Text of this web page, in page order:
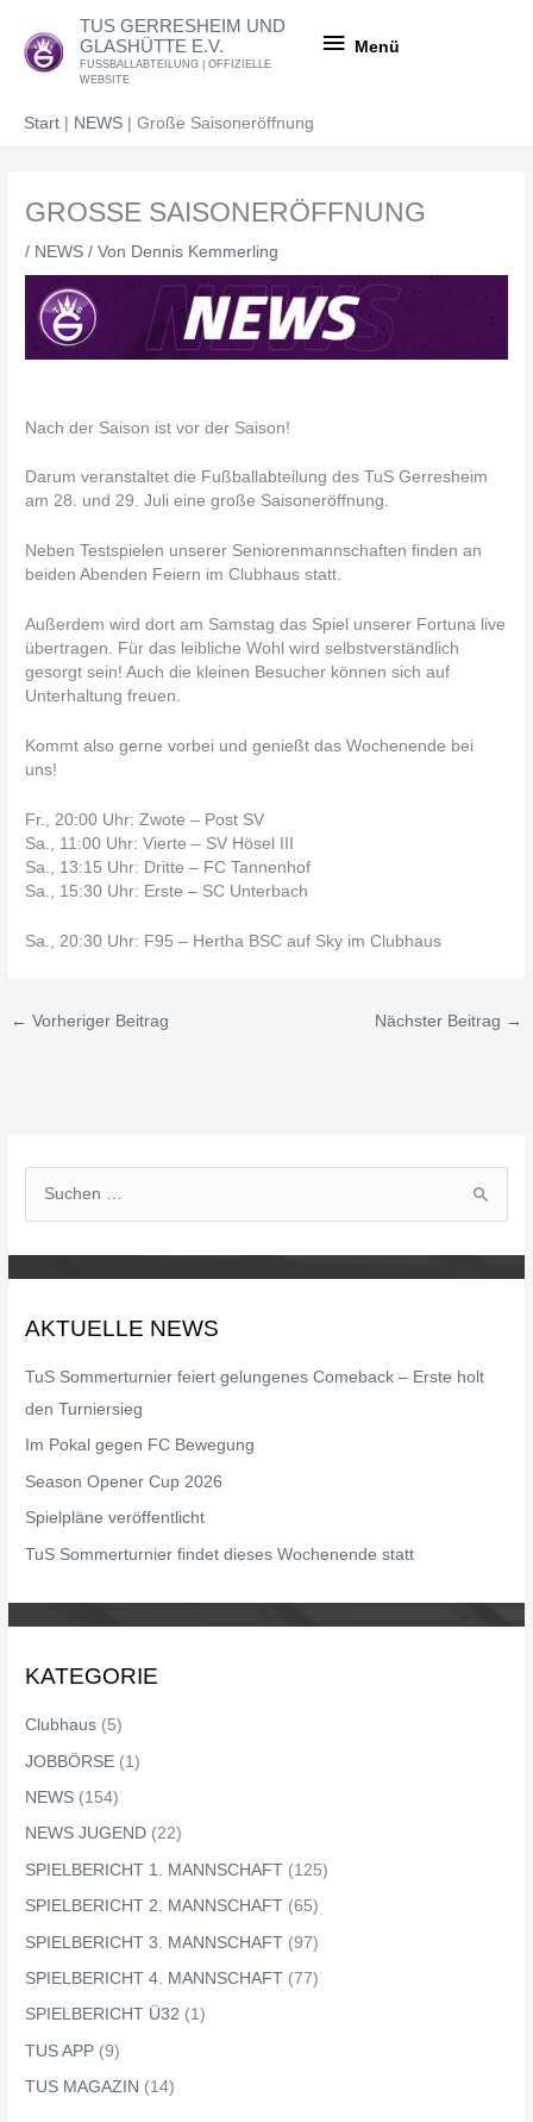
Inhalt
springen
TUS GERRESHEIM UND
GLASHÜTTE E.V.
FUSSBALLABTEILUNG | OFFIZIELLE
WEBSITE
Menü
Start NEWS Große Saisoneröffnung
GROSSE SAISONERÖFFNUNG
/ NEWS / Von Dennis Kemmerling
Nach der Saison ist vor der Saison!
Darum veranstaltet die Fußballabteilung des TuS Gerresheim
am 28. und 29. Juli eine große Saisoneröffnung.
Neben Testspielen unserer Seniorenmannschaften finden an
beiden Abenden Feiern im Clubhaus statt.
Außerdem wird dort am Samstag das Spiel unserer Fortuna live
übertragen. Für das leibliche Wohl wird selbstverständlich
gesorgt sein! Auch die kleinen Besucher können sich auf
Unterhaltung freuen.
Kommt also gerne vorbei und genießt das Wochenende bei
uns!
Fr., 20:00 Uhr: Zwote – Post SV
Sa., 11:00 Uhr: Vierte – SV Hösel III
Sa., 13:15 Uhr: Dritte – FC Tannenhof
Sa., 15:30 Uhr: Erste – SC Unterbach
Sa., 20:30 Uhr: F95 – Hertha BSC auf Sky im Clubhaus
← Vorheriger Beitrag Nächster Beitrag →
e
h
:
AKTUELLE NEWS
TuS Sommerturnier feiert gelungenes Comeback – Erste holt
den Turniersieg
Im Pokal gegen FC Bewegung
Season Opener Cup 2026
Spielpläne veröffentlicht
TuS Sommerturnier findet dieses Wochenende statt
KATEGORIE
Clubhaus (5)
JOBBÖRSE (1)
NEWS (154)
NEWS JUGEND (22)
SPIELBERICHT 1. MANNSCHAFT (125)
SPIELBERICHT 2. MANNSCHAFT (65)
SPIELBERICHT 3. MANNSCHAFT (97)
SPIELBERICHT 4. MANNSCHAFT (77)
SPIELBERICHT Ü32 (1)
TUS APP (9)
TUS MAGAZIN (14)